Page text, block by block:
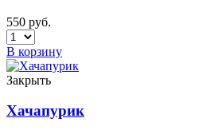
550 руб.
В корзину
Закрыть
Хачапурик